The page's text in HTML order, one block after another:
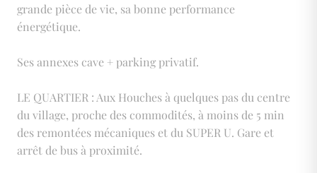
grande pièce de vie, sa bonne performance
énergétique.
Ses annexes cave + parking privatif.
LE QUARTIER : Aux Houches à quelques pas du centre
du village, proche des commodités, à moins de 5 min
des remontées mécaniques et du SUPER U. Gare et
arrêt de bus à proximité.